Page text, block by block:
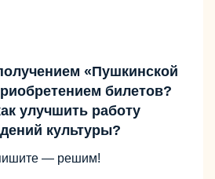
«Пушкинской
билетов?
улучшить работу
культуры?
— решим!